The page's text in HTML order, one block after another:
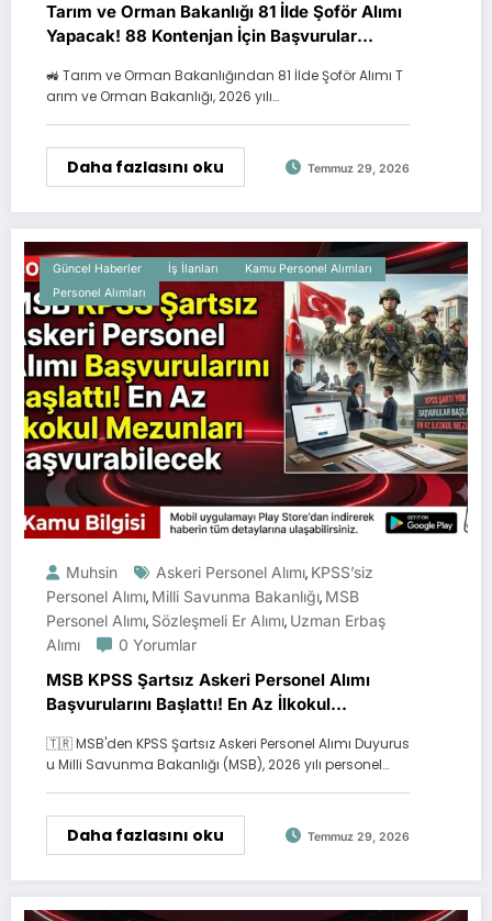
Tarım ve Orman Bakanlığı 81 İlde Şoför Alımı
Yapacak! 88 Kontenjan İçin Başvurular
🚜 Tarım ve Orman Bakanlığından 81 İlde Şoför Alımı T
arım ve Orman Bakanlığı, 2026 yılı…
Daha fazlasını oku Temmuz 29, 2026
Güncel Haberler İş İlanları
Kamu Personel Alımları
Personel Alımları
Muhsin Askeri Personel Alımı, KPSS’siz
Personel Alımı, Milli Savunma Bakanlığı, MSB
Personel Alımı, Sözleşmeli Er Alımı, Uzman Erbaş
Alımı
0 Yorumlar
MSB KPSS Şartsız Askeri Personel Alımı
Başvurularını Başlattı! En Az İlkokul
🇹🇷 MSB'den KPSS Şartsız Askeri Personel Alımı Duyurus
u Milli Savunma Bakanlığı (MSB), 2026 yılı personel…
Daha fazlasını oku Temmuz 29, 2026